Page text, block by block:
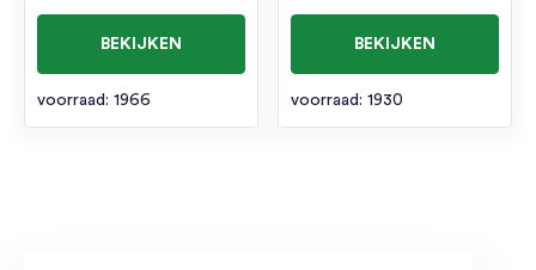
BEKIJKEN
voorraad: 1966
BEKIJKEN
voorraad: 1930